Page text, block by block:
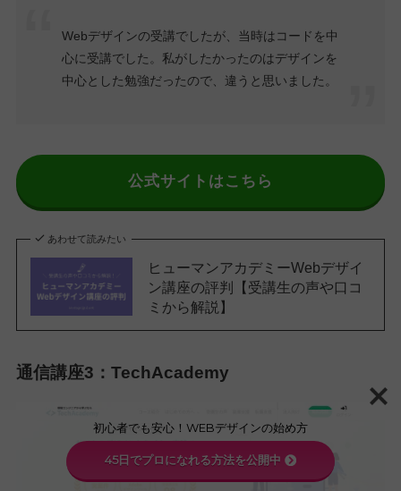
Webデザインの受講でしたが、当時はコードを中
心に受講でした。私がしたかったのはデザインを
中心とした勉強だったので、違うと思いました。
公式サイトはこちら
あわせて読みたい
ヒューマンアカデミーWebデザイ
ン講座の評判【受講生の声や口コ
ミから解説】
通信講座3：TechAcademy
初心者でも安心！WEBデザインの始め方
45日でプロになれる方法を公開中